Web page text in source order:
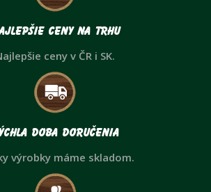
ceny na trhu
ceny v ČR i SK.
doba doručenia
výrobky máme skladom.